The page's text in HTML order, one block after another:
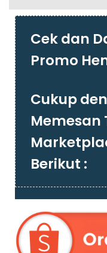
Cek dan
Promo
Cukup
Berikut :